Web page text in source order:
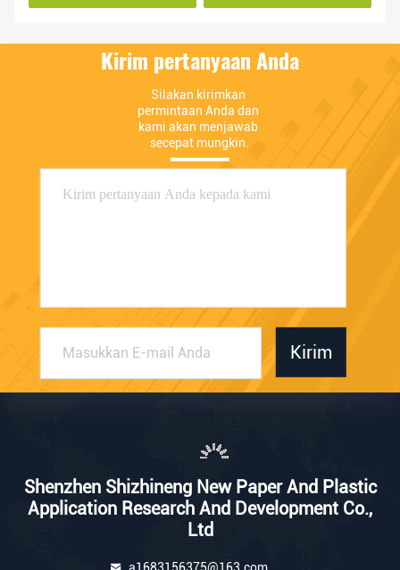
Kirim pertanyaan Anda
Silakan kirimkan
permintaan Anda dan
kami akan menjawab
secepat mungkin.
Kirim
Shenzhen Shizhineng New Paper And Plastic
Application Research And Development Co.,
Ltd